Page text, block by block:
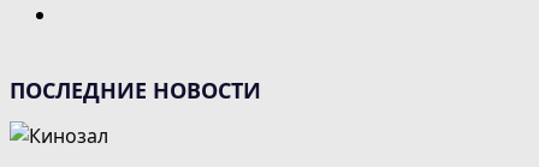
страницу
ПОСЛЕДНИЕ НОВОСТИ